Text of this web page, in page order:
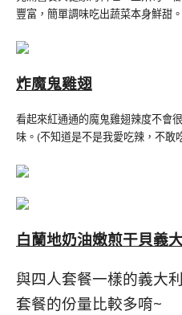
豐富，簡單調味吃出蔬菜本身鮮甜。
炸魔鬼雞翅
看起來紅通通的魔鬼雞翅辣度不會
味。(不知道是不是我愛吃辣，不敢
白蘭地奶油嫩煎干貝義
與四人套餐一樣的義大
套餐的份量比較多唷~